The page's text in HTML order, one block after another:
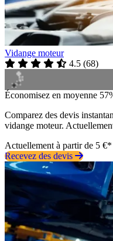
Vidange moteur
4.5 (68)
Économisez en moyenne
Comparez des devis
vidange moteur.
Actuellement à partir de 5 €*
Recevez des devis